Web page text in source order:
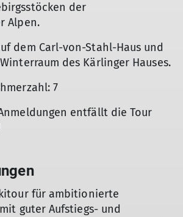
der
Alpen.
dem Carl-von-Stahl-Haus und
des Kärlinger Hauses.
7
entfällt die Tour
für ambitionierte
guter Aufstiegs- und